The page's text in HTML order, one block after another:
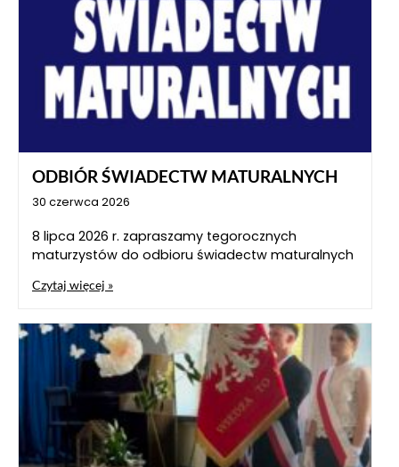
ODBIÓR ŚWIADECTW MATURALNYCH
30 czerwca 2026
8 lipca 2026 r. zapraszamy tegorocznych
maturzystów do odbioru świadectw maturalnych
Czytaj więcej »